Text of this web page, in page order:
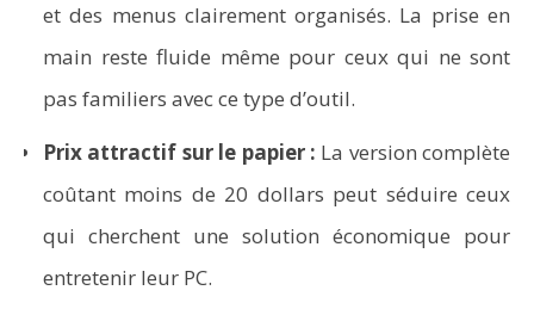
et des menus clairement organisés. La prise en
main reste fluide même pour ceux qui ne sont
pas familiers avec ce type d’outil.
Prix attractif sur le papier : La version complète
coûtant moins de 20 dollars peut séduire ceux
qui cherchent une solution économique pour
entretenir leur PC.